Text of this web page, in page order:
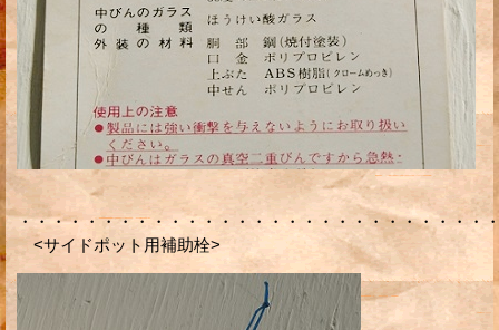
・・・・・・・・・・・・・・・・・・・・・・・・・・・・
<サイドポット用補助栓>